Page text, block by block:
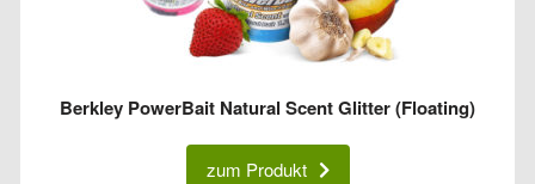
Berkley PowerBait Natural Scent Glitter (Floating)
zum Produkt